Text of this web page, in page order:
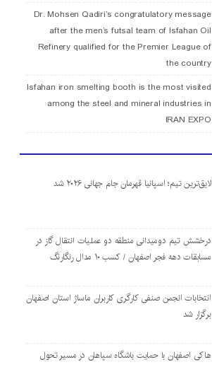
Dr. Mohsen Qadiri’s congratulatory message
after the men’s futsal team of Isfahan Oil
Refinery qualified for the Premier League of
the country
Isfahan iron smelting booth is the most visited
among the steel and mineral industries in
IRAN EXPO
لایق‌ترین تیم؛ اسپانیا قهرمان جام جهانی ۲۰۲۶ شد
درخشش تیم دومیدانی منطقه دو عملیات انتقال گاز در
مسابقات دهه فجر اصفهان / کسب ۱۰ مدال رنگارنگ
انتخابات انجمن صنفی کارگری کاربران ماساژ استان اصفهان
برگزار شد
هاکی اصفهان با حمایت باشگاه سپاهان در مسیر تحول